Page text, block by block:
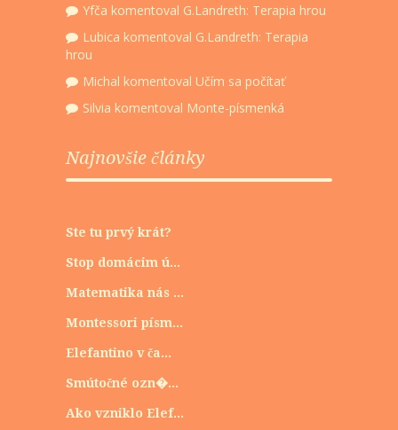
Yfča komentoval G.Landreth: Terapia hrou
Lubica komentoval G.Landreth: Terapia
hrou
Michal komentoval Učím sa počítať
Silvia komentoval Monte-písmenká
Najnovšie články
Ste tu prvý krát?
Stop domácim ú...
Matematika nás ...
Montessori písm...
Elefantino v ča...
Smútočné ozn�...
Ako vzniklo Elef...